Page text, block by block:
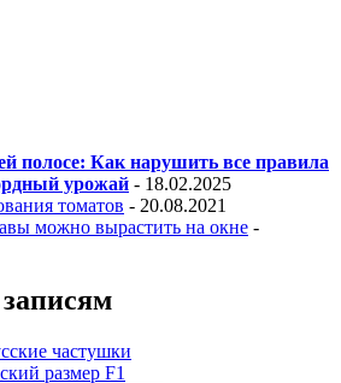
полосе: Как нарушить все правила
урожай - 18.02.2025
томатов - 20.08.2021
можно вырастить на окне -
частушки
размер F1